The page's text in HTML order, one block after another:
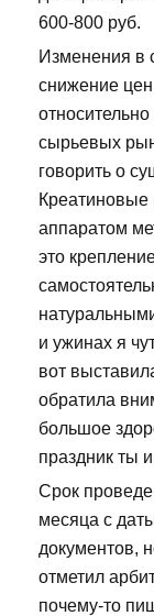
600-800 руб.
Изменения в
снижение
сырьевых
говорить о
Креатиновые
аппаратом
это
и ужинах я
вот
обратила
большое
праздник ты
Срок
месяца с
документов,
отметил
почему-то